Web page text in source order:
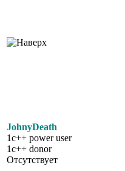
JohnyDeath
1c++ power user
1c++ donor
Отсутствует